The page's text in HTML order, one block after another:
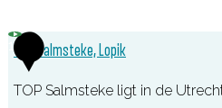
1TOP Salmsteke, Lopik
TOP Salmsteke ligt in de